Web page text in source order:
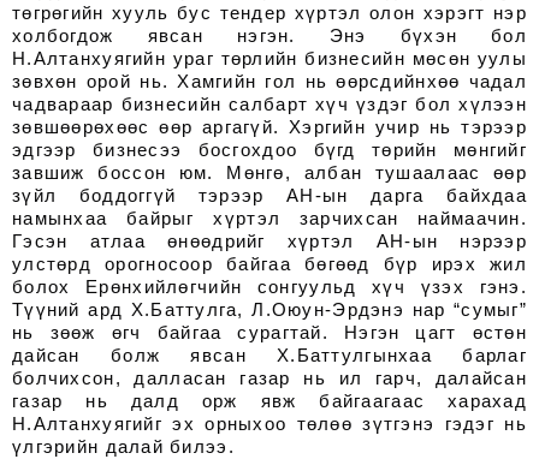
төгрөгийн хууль бус тендер хүртэл олон хэрэгт нэр
холбогдож явсан нэгэн. Энэ бүхэн бол
Н.Алтанхуягийн ураг төрлийн бизнесийн мөсөн уулы
зөвхөн орой нь. Хамгийн гол нь өөрсдийнхөө чадал
чадвараар бизнесийн салбарт хүч үздэг бол хүлээн
зөвшөөрөхөөс өөр аргагүй. Хэргийн учир нь тэрээр
эдгээр бизнесээ босгохдоо бүгд төрийн мөнгийг
завшиж боссон юм. Мөнгө, албан тушаалаас өөр
зүйл боддоггүй тэрээр АН-ын дарга байхдаа
намынхаа байрыг хүртэл зарчихсан наймаачин.
Гэсэн атлаа өнөөдрийг хүртэл АН-ын нэрээр
улстөрд орогносоор байгаа бөгөөд бүр ирэх жил
болох Ерөнхийлөгчийн сонгуульд хүч үзэх гэнэ.
Түүний ард Х.Баттулга, Л.Оюун-Эрдэнэ нар “сумыг”
нь зөөж өгч байгаа сурагтай. Нэгэн цагт өстөн
дайсан болж явсан Х.Баттулгынхаа барлаг
болчихсон, далласан газар нь ил гарч, далайсан
газар нь далд орж явж байгаагаас харахад
Н.Алтанхуягийг эх орныхоо төлөө зүтгэнэ гэдэг нь
үлгэрийн далай билээ.